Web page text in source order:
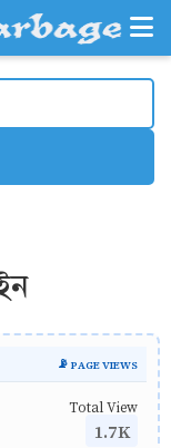
📡 PAGE VIEWS
Total View
1.7K